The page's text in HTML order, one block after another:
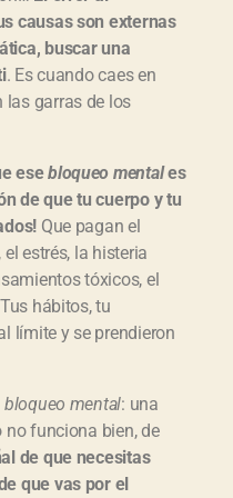
causas son externas
buscar una
. Es cuando caes en
las garras de los
esebloqueo mentales
de que tu cuerpo y tu
Que pagan el
estrés, la histeria
tóxicos, el
hábitos, tu
límite y se prendieron
bloqueo mental: una
no funciona bien, de
de que necesitas
que vas por el